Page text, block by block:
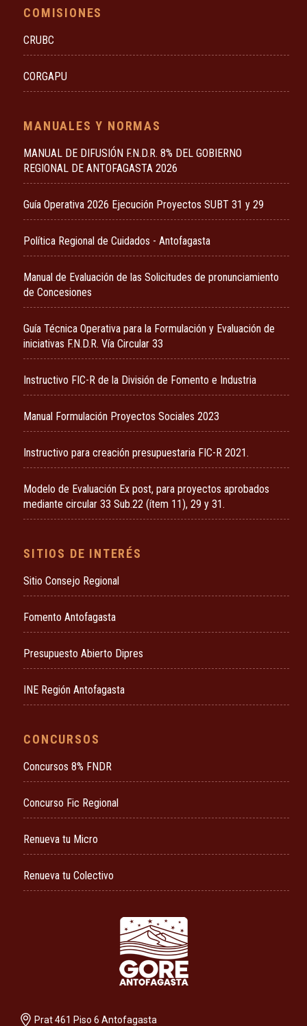
COMISIONES
CRUBC
CORGAPU
MANUALES Y NORMAS
MANUAL DE DIFUSIÓN F.N.D.R. 8% DEL GOBIERNO
REGIONAL DE ANTOFAGASTA 2026
Guía Operativa 2026 Ejecución Proyectos SUBT 31 y 29
Política Regional de Cuidados - Antofagasta
Manual de Evaluación de las Solicitudes de pronunciamiento
de Concesiones
Guía Técnica Operativa para la Formulación y Evaluación de
iniciativas F.N.D.R. Vía Circular 33
Instructivo FIC-R de la División de Fomento e Industria
Manual Formulación Proyectos Sociales 2023
Instructivo para creación presupuestaria FIC-R 2021.
Modelo de Evaluación Ex post, para proyectos aprobados
mediante circular 33 Sub.22 (ítem 11), 29 y 31.
SITIOS DE INTERÉS
Sitio Consejo Regional
Fomento Antofagasta
Presupuesto Abierto Dipres
INE Región Antofagasta
CONCURSOS
Concursos 8% FNDR
Concurso Fic Regional
Renueva tu Micro
Renueva tu Colectivo
Prat 461 Piso 6 Antofagasta